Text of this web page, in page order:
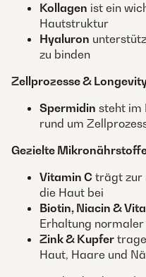
Kollagen ist ein
Hautstruktur
Hyaluron
zu binden
Zellprozesse &
Spermidin steht im
rund um
Gezielte
Vitamin C trägt zur
die Haut bei
Biotin, Niacin &
Erhaltung
Zink & Kupfer
Haut, Haare und